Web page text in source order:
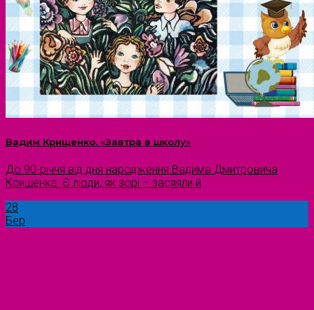
Вадим Крищенко. «Завтра в школу»
До 90-річчя від дня народження Вадима Дмитровича
Крищенка. Є люди, як зорі – засяяли й
28
Бер